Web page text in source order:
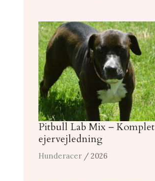
Pitbull Lab Mix – Komplet
ejervejledning
Hunderacer / 2026